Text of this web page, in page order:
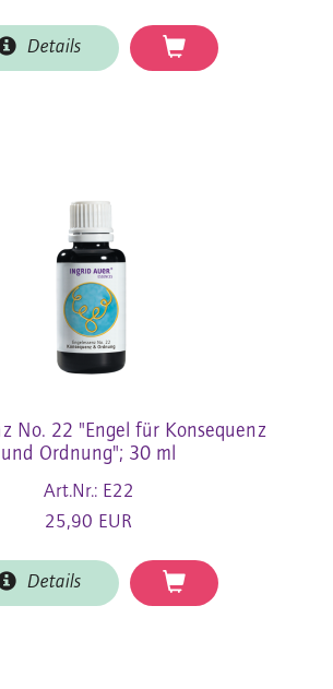
Details
No. 22 "Engel für Konsequenz
und Ordnung"; 30 ml
Art.Nr.: E22
25,90 EUR
Details